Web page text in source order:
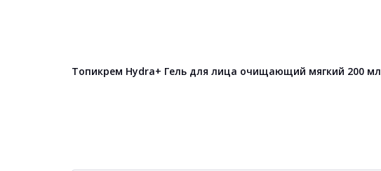
Топикрем Hydra+ Гель для лица очищающий мягкий 200 мл